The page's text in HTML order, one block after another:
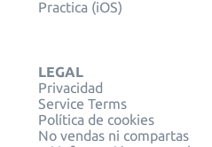
Practica (iOS)
LEGAL
Privacidad
Service Terms
Política de cookies
No vendas ni compartas